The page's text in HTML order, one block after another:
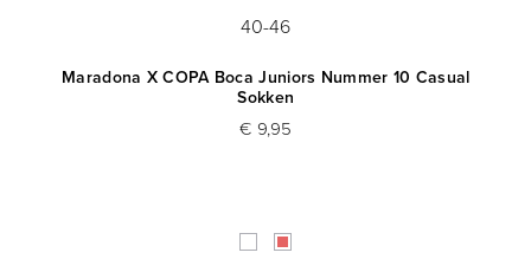
40-46
Maradona X COPA Boca Juniors Nummer 10 Casual
Sokken
€ 9,95